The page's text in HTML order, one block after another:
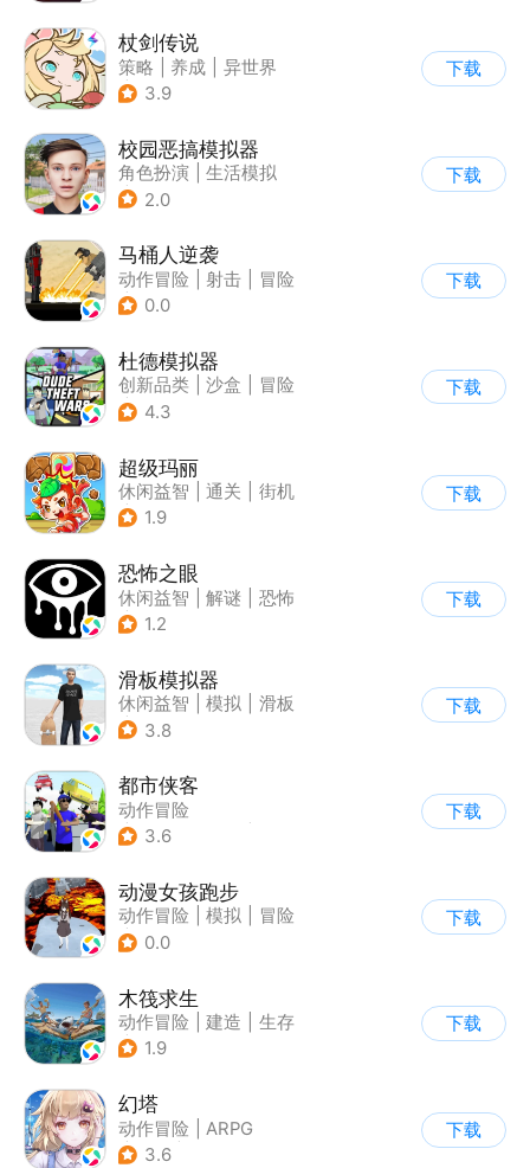
杖剑传说
策略 养成
异世界
| 二次元
3.9
下载
校园恶搞模拟器
角色扮演
生活模拟
| 写实
2.0
下载
马桶人逆袭
动作冒险 射击
冒险
| 像素风
0.0
下载
杜德模拟器
创新品类 沙盒
冒险
| 写实
4.3
下载
超级玛丽
休闲益智 通关
街机
| 儿童游戏
1.9
下载
恐怖之眼
休闲益智 解谜
恐怖
| 单机
1.2
下载
滑板模拟器
休闲益智 模拟
滑板
| 卡通
3.8
下载
都市侠客
动作冒险
| 第一人称射击
3.6
下载
动漫女孩跑步
动作冒险 模拟
冒险
| 二次元
0.0
下载
木筏求生
动作冒险 建造
生存
| 写实
1.9
下载
幻塔
动作冒险
ARPG
| 奇幻
3.6
下载